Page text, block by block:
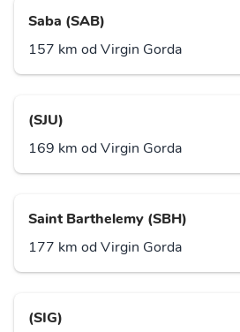
Saba (SAB)
157 km od Virgin Gorda
(SJU)
169 km od Virgin Gorda
Saint Barthelemy (SBH)
177 km od Virgin Gorda
(SIG)